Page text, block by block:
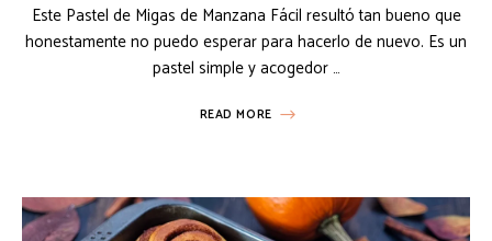
Este Pastel de Migas de Manzana Fácil resultó tan bueno que
honestamente no puedo esperar para hacerlo de nuevo. Es un
pastel simple y acogedor …
READ MORE